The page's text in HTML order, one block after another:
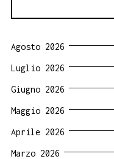
Agosto 2026
Luglio 2026
Giugno 2026
Maggio 2026
Aprile 2026
Marzo 2026